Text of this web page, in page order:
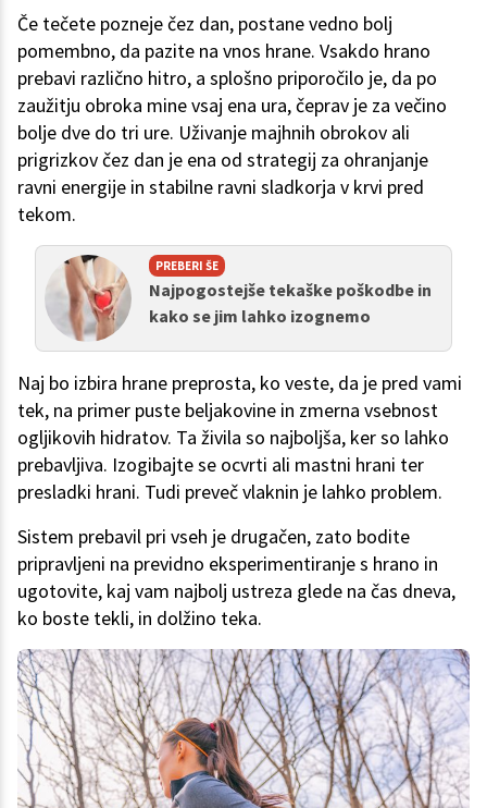
Če tečete pozneje čez dan, postane vedno bolj
pomembno, da pazite na vnos hrane. Vsakdo hrano
prebavi različno hitro, a splošno priporočilo je, da po
zaužitju obroka mine vsaj ena ura, čeprav je za večino
bolje dve do tri ure. Uživanje majhnih obrokov ali
prigrizkov čez dan je ena od strategij za ohranjanje
ravni energije in stabilne ravni sladkorja v krvi pred
tekom.
PREBERI ŠE
Najpogostejše tekaške poškodbe in
kako se jim lahko izognemo
Naj bo izbira hrane preprosta, ko veste, da je pred vami
tek, na primer puste beljakovine in zmerna vsebnost
ogljikovih hidratov. Ta živila so najboljša, ker so lahko
prebavljiva. Izogibajte se ocvrti ali mastni hrani ter
presladki hrani. Tudi preveč vlaknin je lahko problem.
Sistem prebavil pri vseh je drugačen, zato bodite
pripravljeni na previdno eksperimentiranje s hrano in
ugotovite, kaj vam najbolj ustreza glede na čas dneva,
ko boste tekli, in dolžino teka.